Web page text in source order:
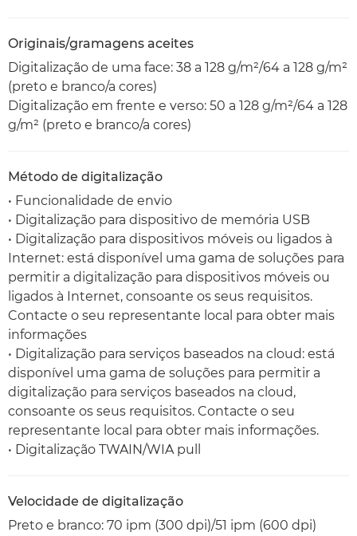
Originais/gramagens aceites
Digitalização de uma face: 38 a 128 g/m²/64 a 128 g/m²
(preto e branco/a cores)
Digitalização em frente e verso: 50 a 128 g/m²/64 a 128
g/m² (preto e branco/a cores)
Método de digitalização
• Funcionalidade de envio
• Digitalização para dispositivo de memória USB
• Digitalização para dispositivos móveis ou ligados à
Internet: está disponível uma gama de soluções para
permitir a digitalização para dispositivos móveis ou
ligados à Internet, consoante os seus requisitos.
Contacte o seu representante local para obter mais
informações
• Digitalização para serviços baseados na cloud: está
disponível uma gama de soluções para permitir a
digitalização para serviços baseados na cloud,
consoante os seus requisitos. Contacte o seu
representante local para obter mais informações.
• Digitalização TWAIN/WIA pull
Velocidade de digitalização
Preto e branco: 70 ipm (300 dpi)/51 ipm (600 dpi)